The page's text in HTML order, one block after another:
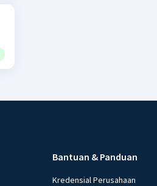
Bantuan & Panduan
Kredensial Perusahaan